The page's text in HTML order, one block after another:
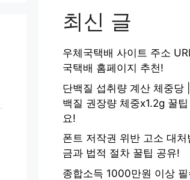
최신 글
우체국택배 사이트 주소
국택배 홈페이지 추천!
단백질 섭취량 계산 체중당
백질 권장량 체중x1.2g 꿀
요!
폰트 저작권 위반 고소 대처
금과 법적 절차 꿀팁 공유!
종합소득 1000만원 이상